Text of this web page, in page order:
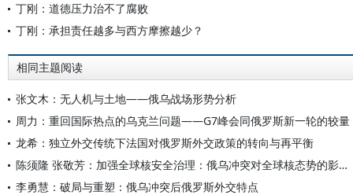
丁刚：道德压力治不了腐败
丁刚：承担责任越多与西方摩擦越少？
相同主题阅读
张文木：无人机与土地——俄乌战场形势分析
周力：重回国际热点的乌克兰问题——G7峰会同俄罗斯新一轮的较量
龙希：独立外交传统下法国对俄罗斯外交政策的转向与再平衡
陈须隆 张敬芳：加强全球核安全治理：俄乌冲突对全球核态势的影响及其应对
李勇慧：破局与重塑：俄乌冲突后俄罗斯外交特点